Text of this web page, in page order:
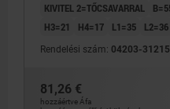
KIVITEL 2=TŐCSAVARRAL
H3=21
H4=17 L1=35 L2=36
Rendelési szám: 04203-
81,26 €
hozzáértve Áfa